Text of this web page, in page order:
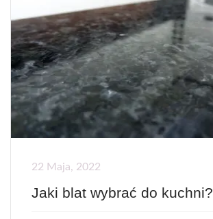
22 Maja, 2022
Jaki blat wybrać do kuchni?